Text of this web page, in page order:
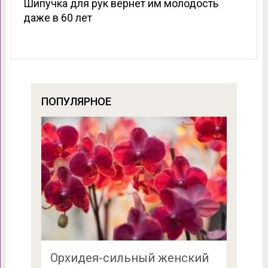
Шипучка для рук вернет им молодость
даже в 60 лет
ПОПУЛЯРНОЕ
Орхидея-сильный женский